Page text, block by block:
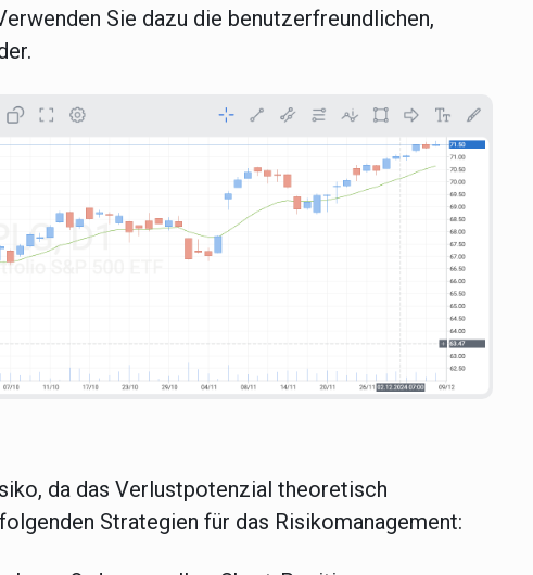
Sie dazu die benutzerfreundlichen,
da das Verlustpotenzial theoretisch
Strategien für das Risikomanagement: